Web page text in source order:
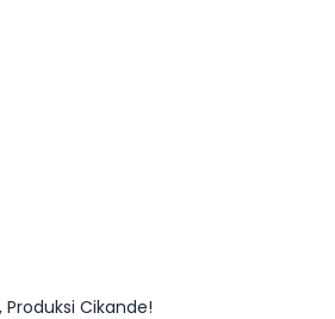
Produksi Cikande!